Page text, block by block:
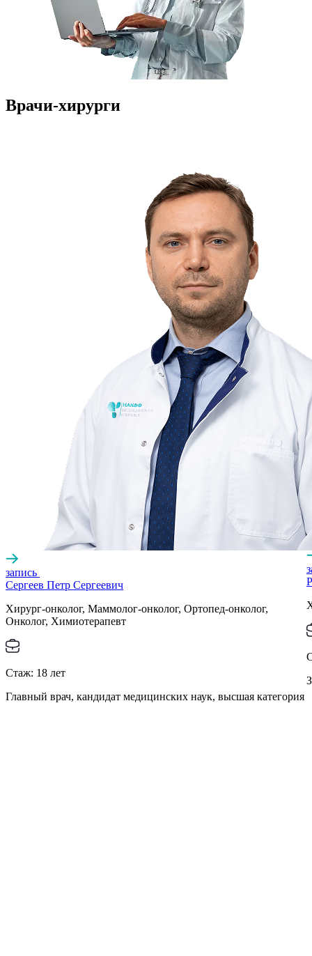
Врачи-хирурги
запись
Сергеев Петр Сергеевич
Хирург-онколог, Маммолог-онколог, Ортопед-онколог,
Онколог, Химиотерапевт
Стаж: 18 лет
Главный врач, кандидат медицинских наук, высшая категория